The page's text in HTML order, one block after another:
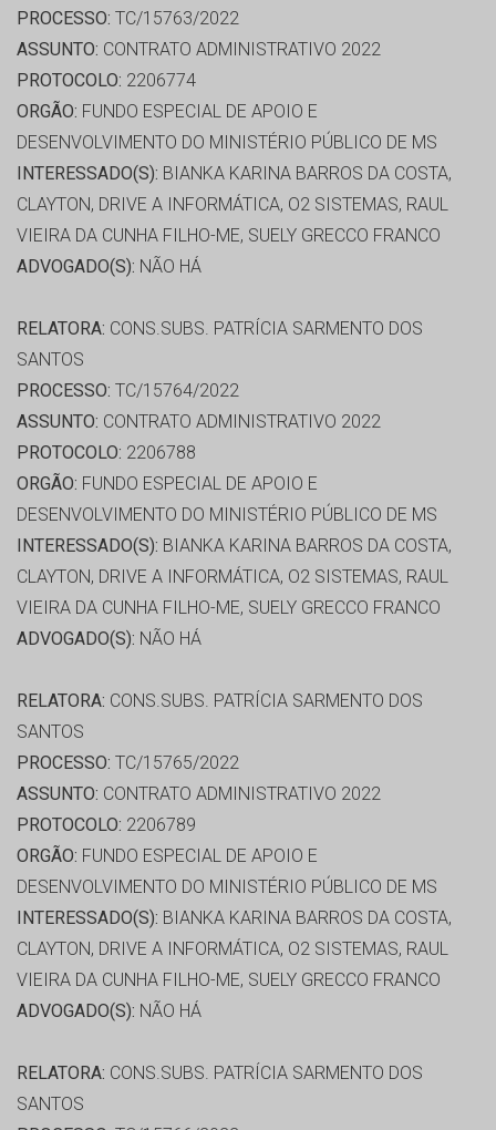
PROCESSO: TC/15763/2022
ASSUNTO: CONTRATO ADMINISTRATIVO 2022
PROTOCOLO: 2206774
ORGÃO: FUNDO ESPECIAL DE APOIO E
DESENVOLVIMENTO DO MINISTÉRIO PÚBLICO DE MS
INTERESSADO(S): BIANKA KARINA BARROS DA COSTA,
CLAYTON, DRIVE A INFORMÁTICA, O2 SISTEMAS, RAUL
VIEIRA DA CUNHA FILHO-ME, SUELY GRECCO FRANCO
ADVOGADO(S): NÃO HÁ
RELATORA: CONS.SUBS. PATRÍCIA SARMENTO DOS
SANTOS
PROCESSO: TC/15764/2022
ASSUNTO: CONTRATO ADMINISTRATIVO 2022
PROTOCOLO: 2206788
ORGÃO: FUNDO ESPECIAL DE APOIO E
DESENVOLVIMENTO DO MINISTÉRIO PÚBLICO DE MS
INTERESSADO(S): BIANKA KARINA BARROS DA COSTA,
CLAYTON, DRIVE A INFORMÁTICA, O2 SISTEMAS, RAUL
VIEIRA DA CUNHA FILHO-ME, SUELY GRECCO FRANCO
ADVOGADO(S): NÃO HÁ
RELATORA: CONS.SUBS. PATRÍCIA SARMENTO DOS
SANTOS
PROCESSO: TC/15765/2022
ASSUNTO: CONTRATO ADMINISTRATIVO 2022
PROTOCOLO: 2206789
ORGÃO: FUNDO ESPECIAL DE APOIO E
DESENVOLVIMENTO DO MINISTÉRIO PÚBLICO DE MS
INTERESSADO(S): BIANKA KARINA BARROS DA COSTA,
CLAYTON, DRIVE A INFORMÁTICA, O2 SISTEMAS, RAUL
VIEIRA DA CUNHA FILHO-ME, SUELY GRECCO FRANCO
ADVOGADO(S): NÃO HÁ
RELATORA: CONS.SUBS. PATRÍCIA SARMENTO DOS
SANTOS